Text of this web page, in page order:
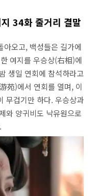
34화 줄거리 결말
아오고, 백성들은 길가에
여지를 우승상(右相)에
생일 연회에 참석하라고
苑)에서 연회를 열며, 이
무겁기만 하다. 우승상과
와 양귀비도 낙유원으로